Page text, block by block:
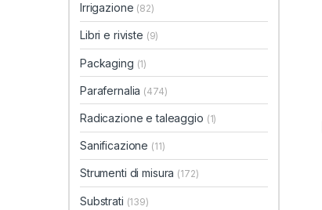
Irrigazione (82)
Libri e riviste (9)
Packaging (1)
Parafernalia (474)
Radicazione e taleaggio (1)
Sanificazione (11)
Strumenti di misura (172)
Substrati (139)